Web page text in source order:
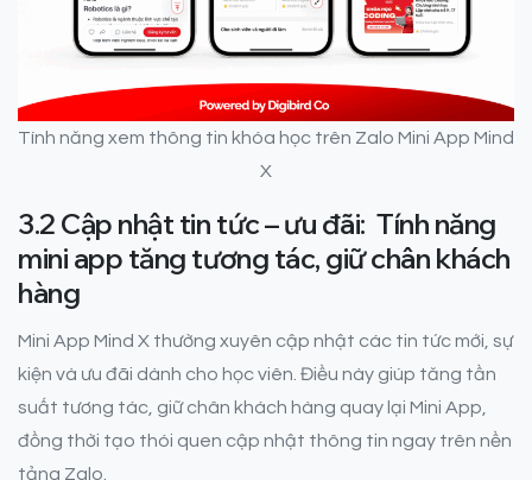
Tính năng xem thông tin khóa học trên Zalo Mini App Mind
X
3.2 Cập nhật tin tức – ưu đãi: Tính năng
mini app tăng tương tác, giữ chân khách
hàng
Mini App Mind X thường xuyên cập nhật các tin tức mới, sự
kiện và ưu đãi dành cho học viên. Điều này giúp tăng tần
suất tương tác, giữ chân khách hàng quay lại Mini App,
đồng thời tạo thói quen cập nhật thông tin ngay trên nền
tảng Zalo.